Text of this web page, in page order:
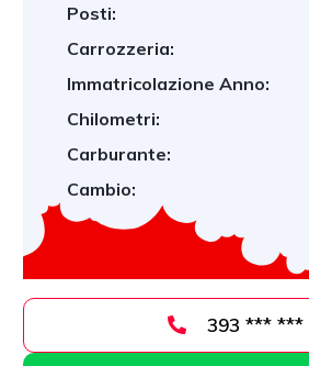
Posti:
Carrozzeria:
Immatricolazione Anno:
Chilometri:
Carburante:
Cambio: